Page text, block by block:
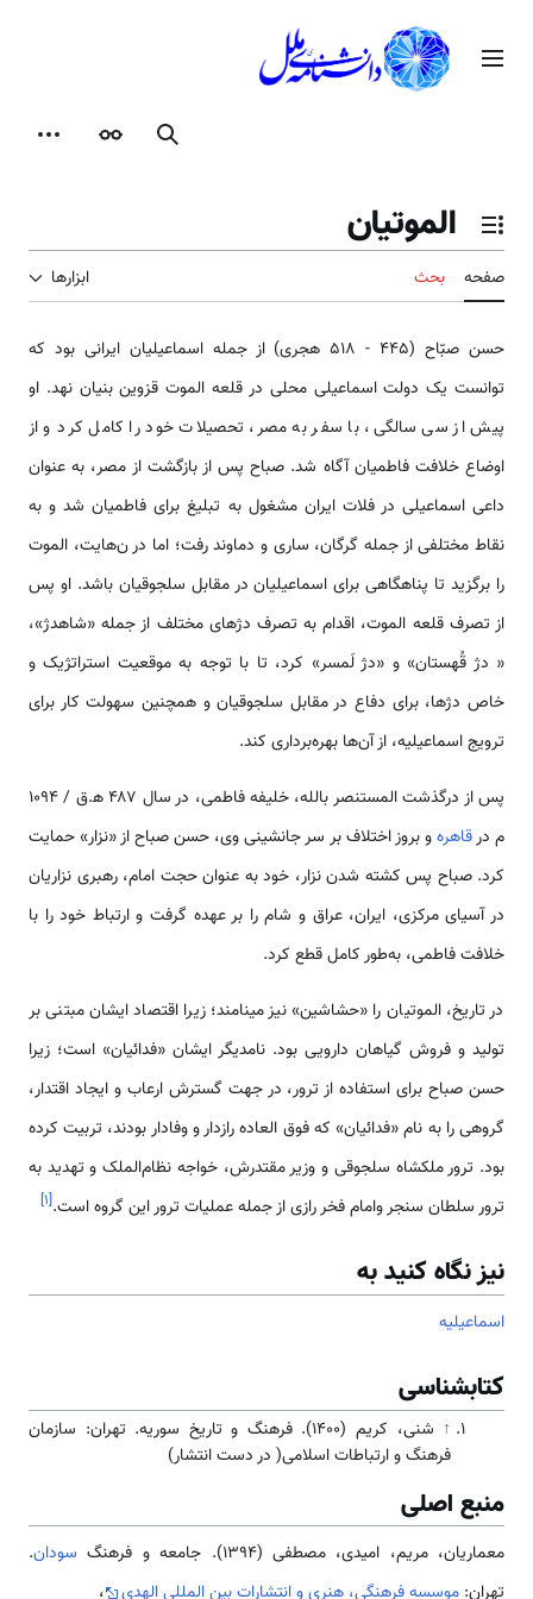
محتوامنوی اصلی
جستجوظاهر
تغییر وضعیت فهرست محتویات
الموتیان
صفحه بحث ابزارها
حسن صبّاح (۴۴۵ - ۵۱۸ هجری) از جمله اسماعیلیان ایرانی بود که
توانست یک دولت اسماعیلی محلی در قلعه الموت قزوین بنیان نهد. او
پیش از سی سالگی، با سفر به مصر، تحصیلات خود را کامل کرد و از
اوضاع خلافت فاطمیان آگاه شد. صباح پس از بازگشت از مصر، به عنوان
داعی اسماعیلی در فلات ایران مشغول به تبلیغ برای فاطمیان شد و به
نقاط مختلفی از جمله گرگان، ساری و دماوند رفت؛ اما در ن‌‌‌‌‌‌‌‌‌‌هایت، الموت
را برگزید تا پناهگاهی برای اسماعیلیان در مقابل سلجوقیان باشد. او پس
از تصرف قلعه الموت، اقدام به تصرف دژ‌‌‌‌‌‌‌‌‌‌های مختلف از جمله «شاهدژ»،
« دژ قُهستان» و «دژ لَمسر» کرد، تا با توجه به موقعیت ‌‌‌استراتژیک و
خاص دژ‌‌‌‌‌‌‌‌‌‌ها، برای دفاع در مقابل سلجوقیان و همچنین سهولت کار برای
ترویج اسماعیلیه، از آن‌‌‌‌‌‌‌‌‌‌ها بهره‌برداری کند.
پس از درگذشت المستنصر بالله، خلیفه فاطمی، در سال ۴۸۷ ه‍.ق / ۱۰۹۴
م درقاهرهو بروز اختلاف بر سر جانشینی وی، حسن صباح از «نزار» حمایت
کرد. صباح پس کشته شدن نزار، خود به عنوان حجت امام، رهبری نزاریان
در آسیای مرکزی، ایران، عراق و شام را بر عهده گرفت و ارتباط خود را با
خلافت فاطمی، به‌طور کامل قطع کرد.
در تاریخ، الموتیان را «حشاشین» نیز می­نامند؛ زیرا اقتصاد ایشان مبتنی بر
تولید و فروش گیا‌‌‌‌‌‌‌‌‌‌هان دارویی بود. نامدیگر ایشان «فدائیان» ‌‌‌است؛ زیرا
حسن صباح برای ‌‌‌استفاده از ترور، در جهت گسترش ارعاب و ایجاد اقتدار،
گروهی را به نام «فدائیان» که فوق العاده رازدار و وفادار بودند، تربیت کرده
بود. ترور ملکشاه سلجوقی و وزیر مقتدرش، خواجه نظام‌الملک و تهدید به
ترور سلطان سنجر وامام فخر رازی از جمله عملیات ترور این گروه ‌‌‌است.[۱]
نیز نگاه کنید به
اسماعیلیه
کتابشناسی
↑
شنی، کریم (۱۴۰۰). فرهنگ و تاریخ سوریه. تهران: سازمان
فرهنگ و ارتباطات اسلامی( در دست انتشار)
منبع اصلی
معماریان، مریم، امیدی، مصطفی (1394). جامعه و فرهنگ سودان.
تهران: موسسه فرهنگی، هنری و انتشارات بین المللی الهدی ،